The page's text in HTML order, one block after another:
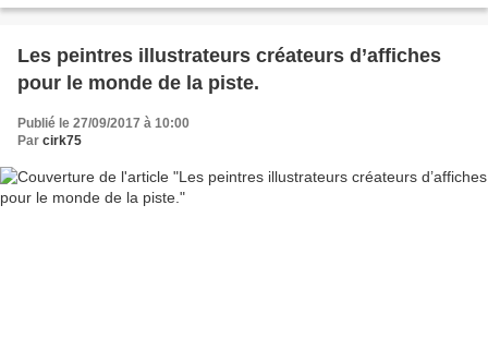
Les peintres illustrateurs créateurs d’affiches
pour le monde de la piste.
Publié le 27/09/2017 à 10:00
Par cirk75